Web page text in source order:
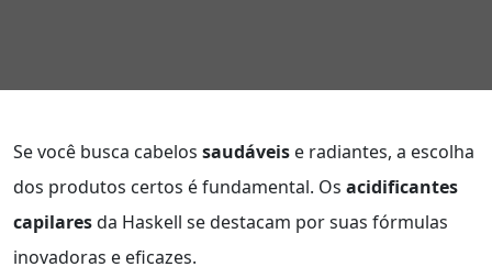
Se você busca cabelos saudáveis e radiantes, a escolha
dos produtos certos é fundamental. Os acidificantes
capilaresda Haskell se destacam por suas fórmulas
inovadoras e eficazes.